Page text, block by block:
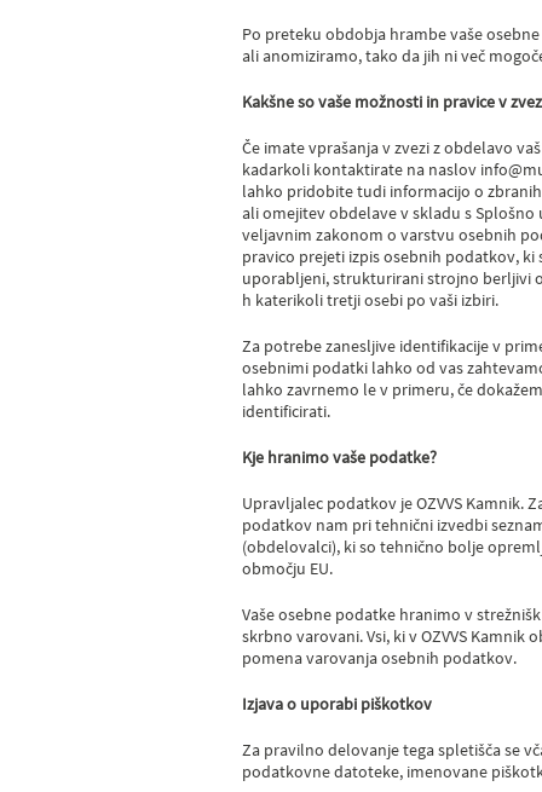
Po preteku obdobja hrambe vaše
ali anomiziramo, tako da jih ni več
Kakšne so vaše možnosti in pravice v
Če imate vprašanja v zvezi z obdelavo
kadarkoli kontaktirate na naslov
lahko pridobite tudi informacijo o
ali omejitev obdelave v skladu s
veljavnim zakonom o varstvu osebnih
pravico prejeti izpis osebnih podatkov,
uporabljeni, strukturirani strojno berljivi
h katerikoli tretji osebi po vaši izbiri.
Za potrebe zanesljive identifikacije v
osebnimi podatki lahko od vas
lahko zavrnemo le v primeru, če
identificirati.
Kje hranimo vaše podatke?
Upravljalec podatkov je OZVVS Kamnik.
podatkov nam pri tehnični izvedbi
(obdelovalci), ki so tehnično bolje
območju EU.
Vaše osebne podatke hranimo v
skrbno varovani. Vsi, ki v OZVVS
pomena varovanja osebnih podatkov.
Izjava o uporabi piškotkov
Za pravilno delovanje tega spletišča se
podatkovne datoteke, imenovane